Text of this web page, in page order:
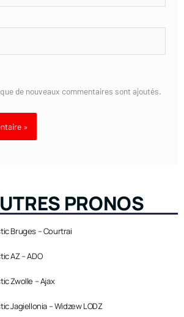
de nouveaux commentaires sont ajoutés.
PRONOS
Bruges – Courtrai
AZ – ADO
Zwolle – Ajax
Jagiellonia – Widzew LODZ